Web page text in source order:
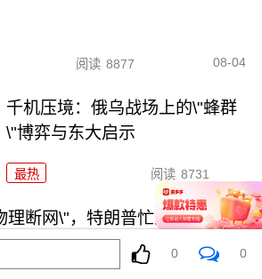
阅读 8877 08-04
千机压境：俄乌战场上的\"蜂群
\"博弈与东大启示
最热 阅读 8731
理断网\"，特朗普忙递橄榄枝？
0 0